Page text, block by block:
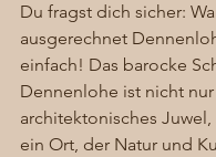
Du fragst dich sicher:
ausgerechnet
einfach! Das barocke
Dennenlohe ist nicht
architektonisches
ein Ort, der Natur und